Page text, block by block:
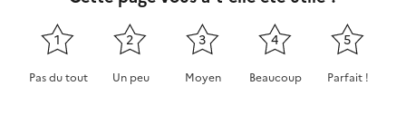
1
Pas du tout
2
Un peu
3
Moyen
4
Beaucoup
5
Parfait !